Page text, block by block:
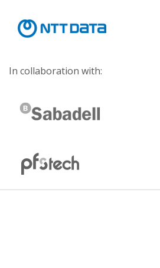
In collaboration with: